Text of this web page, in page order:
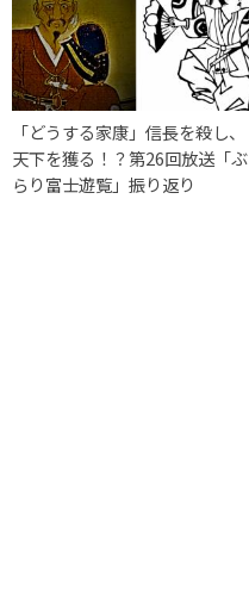
「どうする家康」信長を殺し、
天下を獲る！？第26回放送「ぶ
らり富士遊覧」振り返り